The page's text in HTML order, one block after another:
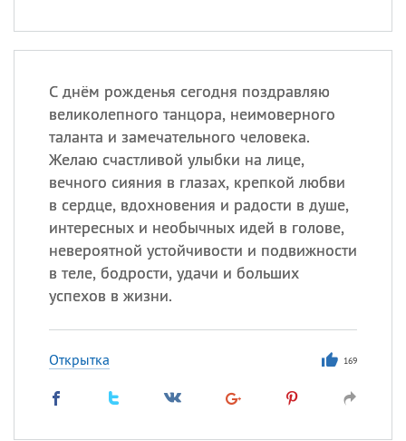
С днём рожденья сегодня поздравляю
великолепного танцора, неимоверного
таланта и замечательного человека.
Желаю счастливой улыбки на лице,
вечного сияния в глазах, крепкой любви
в сердце, вдохновения и радости в душе,
интересных и необычных идей в голове,
невероятной устойчивости и подвижности
в теле, бодрости, удачи и больших
успехов в жизни.
Открытка 169